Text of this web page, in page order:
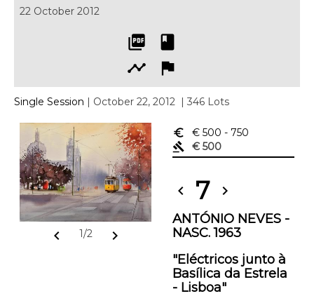
22 October 2012
picture_as_pdf
book
timeline
flag
Single Session | October 22, 2012 | 346 Lots
chevron_left 1/2 chevron_right
euro_symbol € 500 - 750
gavel
€ 500
chevron_left 7 chevron_right
ANTÓNIO NEVES -
NASC. 1963
"Eléctricos junto à
Basílica da Estrela
- Lisboa"